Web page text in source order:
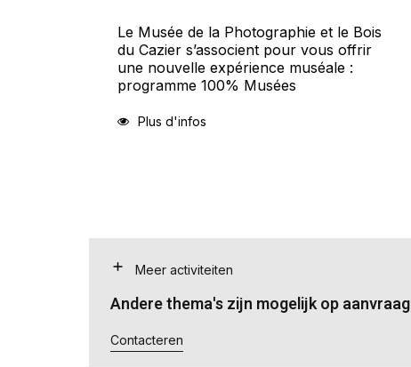
Le Musée de la Photographie et le Bois
du Cazier s’associent pour vous offrir
une nouvelle expérience muséale :
programme 100% Musées
Plus d'infos
Meer activiteiten
Andere thema's zijn mogelijk op aanvraag
Contacteren